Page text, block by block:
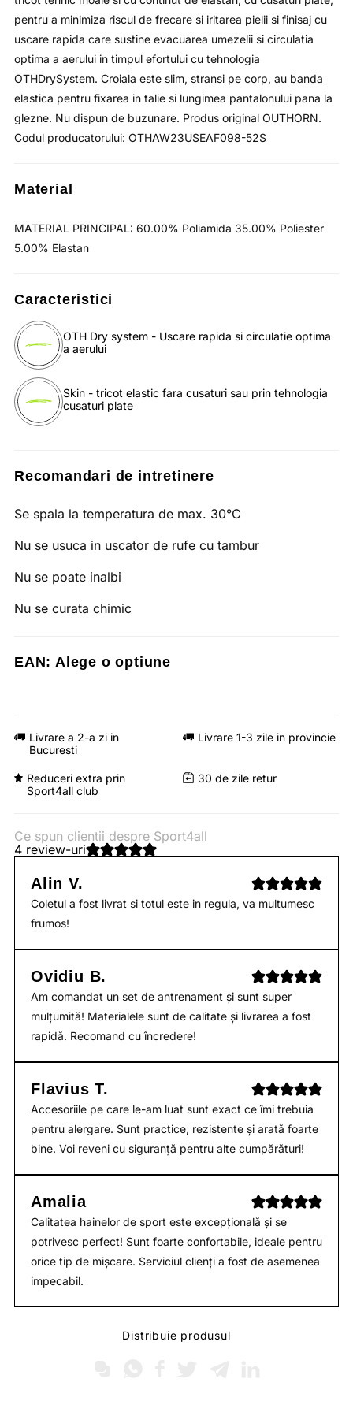
OUTHORN
pentru a minimiza riscul de frecare si iritarea pielii si finisaj cu
uscare rapida care sustine evacuarea umezelii si circulatia
optima a aerului in timpul efortului cu tehnologia
OTHDrySystem. Croiala este slim, stransi pe corp, au banda
elastica pentru fixarea in talie si lungimea pantalonului pana la
glezne. Nu dispun de buzunare. Produs original OUTHORN.
Codul producatorului: OTHAW23USEAF098-52S
Material
MATERIAL PRINCIPAL: 60.00% Poliamida 35.00% Poliester
5.00% Elastan
Caracteristici
OTH Dry system - Uscare rapida si circulatie optima
a aerului
Skin - tricot elastic fara cusaturi sau prin tehnologia
cusaturi plate
Recomandari de intretinere
Se spala la temperatura de max. 30°C
Nu se usuca in uscator de rufe cu tambur
Nu se poate inalbi
Nu se curata chimic
EAN: Alege o optiune
Livrare a 2-a zi in
Bucuresti
Livrare 1-3 zile in provincie
Reduceri extra prin
Sport4all club
30 de zile retur
Ce spun clientii despre Sport4all
4 review-uri
Alin V.
Coletul a fost livrat si totul este in regula, va multumesc
frumos!
Ovidiu B.
Am comandat un set de antrenament și sunt super
mulțumită! Materialele sunt de calitate și livrarea a fost
rapidă. Recomand cu încredere!
Flavius T.
Accesoriile pe care le-am luat sunt exact ce îmi trebuia
pentru alergare. Sunt practice, rezistente și arată foarte
bine. Voi reveni cu siguranță pentru alte cumpărături!
Amalia
Calitatea hainelor de sport este excepțională și se
potrivesc perfect! Sunt foarte confortabile, ideale pentru
orice tip de mișcare. Serviciul clienți a fost de asemenea
impecabil.
Distribuie produsul